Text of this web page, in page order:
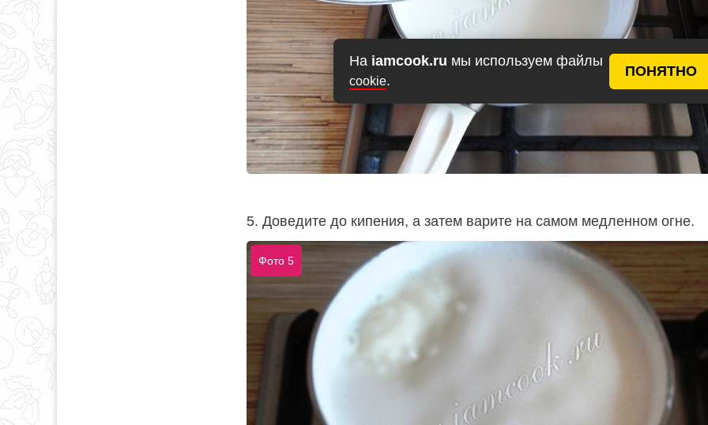
На iamcook.ru мы используем файлы
cookie.
ПОНЯТНО
5. Доведите до кипения, а затем варите на самом медленном огне.
Фото 5